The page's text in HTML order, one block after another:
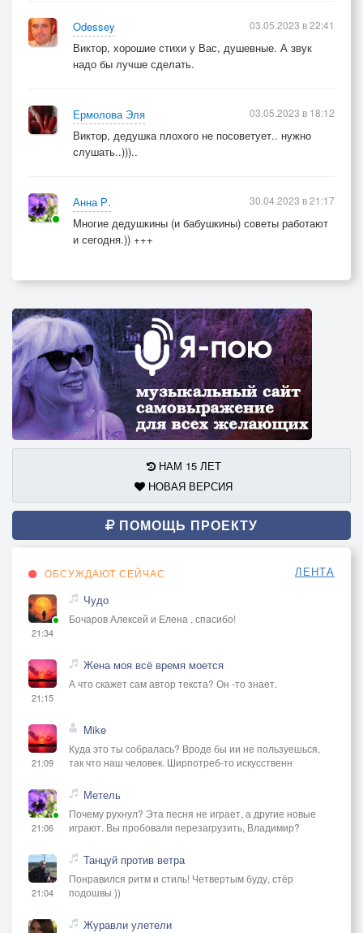
Odessey
Виктор, хорошие стихи у Вас, душевные. А звук
надо бы лучше сделать.
03.05.2023 в 22:41
Ермолова Эля
Виктор, дедушка плохого не посоветует.. нужно
слушать..)))..
03.05.2023 в 18:12
Анна Р.
Многие дедушкины (и бабушкины) советы работают
и сегодня.)) +++
30.04.2023 в 21:17
НАМ 15 ЛЕТ
НОВАЯ ВЕРСИЯ
ПОМОЩЬ ПРОЕКТУ
ОБСУЖДАЮТ СЕЙЧАС ЛЕНТА
21:34
Чудо
Бочаров Алексей и Елена , спасибо!
21:15
Жена моя всё время моется
А что скажет сам автор текста? Он -то знает.
21:09
Mike
Куда это ты собралась? Вроде бы ии не пользуешься,
так что наш человек. Ширпотреб-то искусственн
21:06
Метель
Почему рухнул? Эта песня не играет, а другие новые
играют. Вы пробовали перезагрузить, Владимир?
21:04
Танцуй против ветра
Понравился ритм и стиль! Четвертым буду, стёр
подошвы ))
Журавли улетели